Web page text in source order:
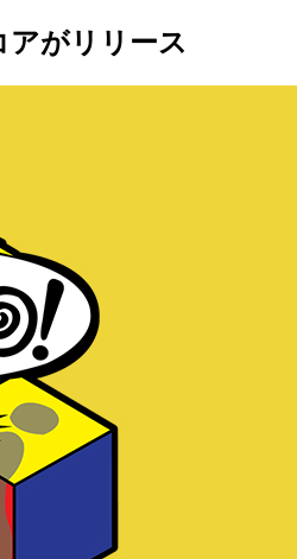
アがリリース